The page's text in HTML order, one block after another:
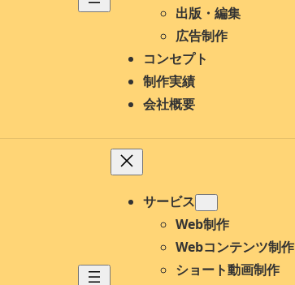
出版・編集
広告制作
コンセプト
制作実績
会社概要
サービス
Web制作
Webコンテンツ制作
ショート動画制作